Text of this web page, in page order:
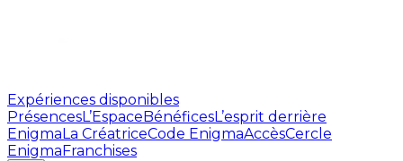
Expériences disponibles
PrésencesL’EspaceBénéficesL’esprit derrière
EnigmaLa CréatriceCode EnigmaAccèsCercle
EnigmaFranchises